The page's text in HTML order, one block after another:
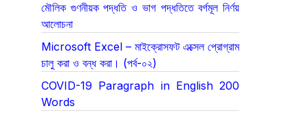
মৌলিক গুণনীয়ক পদ্ধতি ও ভাগ পদ্ধতিতে বর্গমূল নির্ণয়
আলোচনা
Microsoft Excel – মাইক্রোসফট এক্সেল প্রোগ্রাম
চালু করা ও বন্ধ করা। (পর্ব-০২)
COVID-19 Paragraph in English 200
Words